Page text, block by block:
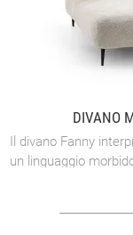
DIVANO
Il divano Fanny
un linguaggio